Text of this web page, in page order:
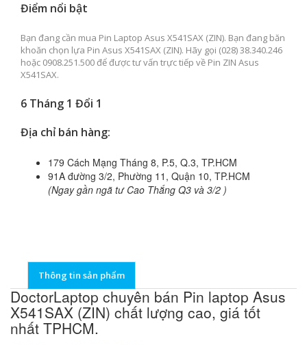
Điểm nổi bật
Bạn đang cần mua Pin Laptop Asus X541SAX (ZIN). Bạn đang băn
khoăn chọn lựa Pin Asus X541SAX (ZIN). Hãy gọi (028) 38.340.246
hoặc 0908.251.500 để được tư vấn trực tiếp về Pin ZIN Asus
X541SAX.
6 Tháng 1 Đổi 1
Địa chỉ bán hàng:
179 Cách Mạng Tháng 8, P.5, Q.3, TP.HCM
91A đường 3/2, Phường 11, Quận 10, TP.HCM
(Ngay gần ngã tư Cao Thắng Q3 và 3/2 )
Thông tin sản phẩm
DoctorLaptop chuyên bán Pin laptop Asus
X541SAX (ZIN) chất lượng cao, giá tốt
nhất TPHCM.